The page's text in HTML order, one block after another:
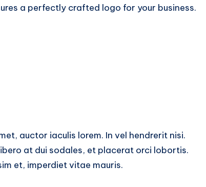
a perfectly crafted logo for your business.
auctor iaculis lorem. In vel hendrerit nisi.
at dui sodales, et placerat orci lobortis.
et, imperdiet vitae mauris.